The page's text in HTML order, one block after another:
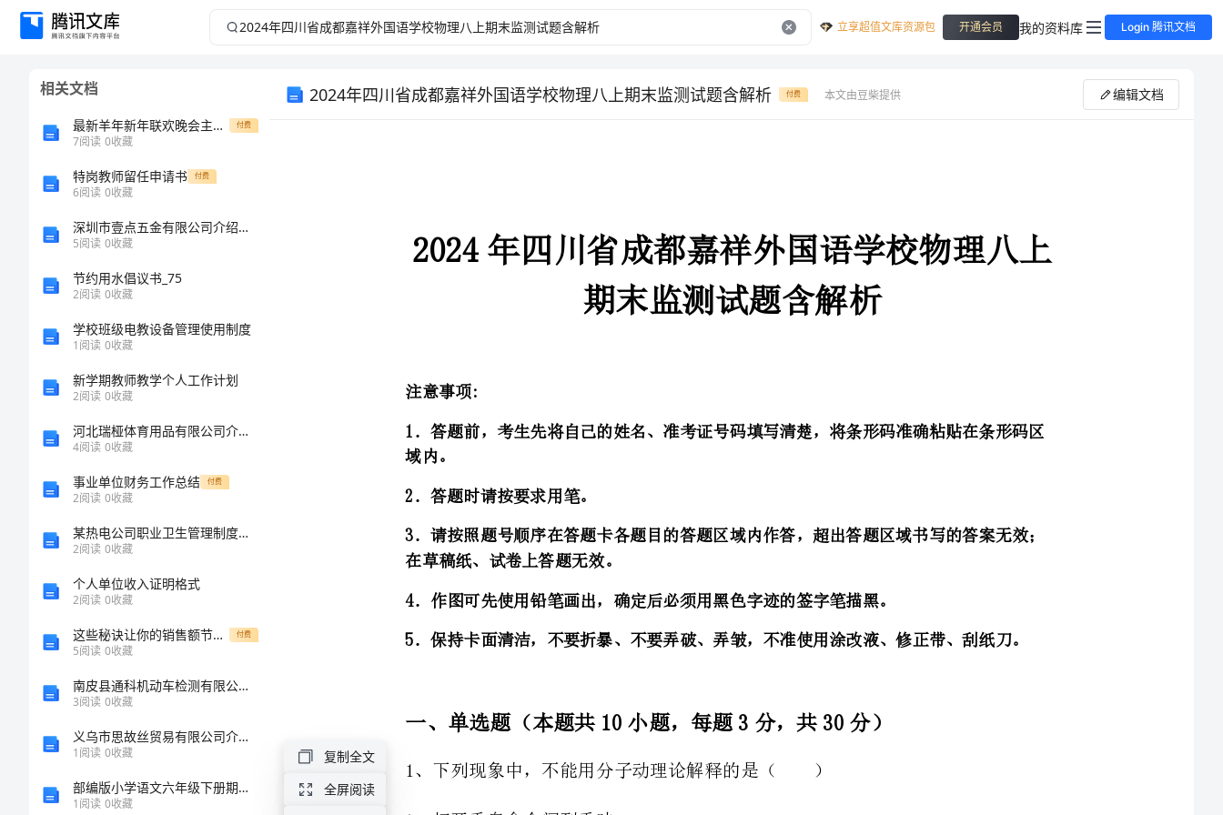
2024
立享超值文库资源包 开通会员 我的资料库 Login 腾讯文档
相关文档
最新羊年新年联欢晚会主持词范文与最新美德在我心中演讲稿汇编 付费
7阅读 0收藏
特岗教师留任申请书 付费
6阅读 0收藏
深圳市壹点五金有限公司介绍企业发展分析报告
5阅读 0收藏
节约用水倡议书_75
2阅读 0收藏
学校班级电教设备管理使用制度
1阅读 0收藏
新学期教师教学个人工作计划
2阅读 0收藏
河北瑞桠体育用品有限公司介绍企业发展分析报告
4阅读 0收藏
事业单位财务工作总结 付费
2阅读 0收藏
某热电公司职业卫生管理制度及操作规程
2阅读 0收藏
个人单位收入证明格式
2阅读 0收藏
这些秘诀让你的销售额节节攀升 付费
5阅读 0收藏
南皮县通科机动车检测有限公司介绍企业发展分析报告
3阅读 0收藏
义乌市思故丝贸易有限公司介绍企业发展分析报告
1阅读 0收藏
部编版小学语文六年级下册期中考试卷
1阅读 0收藏
2024年四川省成都嘉祥外国语学校物理八上期末监测试题含解析 付费 本文由豆柴提供 编辑文档
D．液体很难被压缩，说明分子间有斥力
期末监测试题含解析
2．答题时请按要求用笔。
3．请按照题号顺序在答题卡各题目的答题区域内作答，超出答题区域书写的答案无效；
复制全文
全屏阅读